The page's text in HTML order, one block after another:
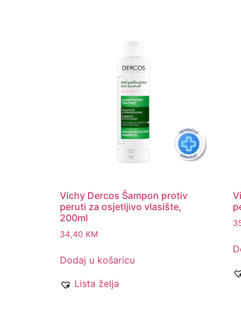
Vichy Dercos Šampon protiv
peruti za osjetljivo vlasište,
200ml
34,40 KM
Dodaj u košaricu
Lista želja